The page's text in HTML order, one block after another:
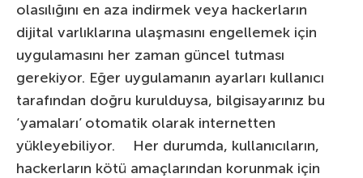
olasılığını en aza indirmek veya hackerların
dijital varlıklarına ulaşmasını engellemek için
uygulamasını her zaman güncel tutması
gerekiyor. Eğer uygulamanın ayarları kullanıcı
tarafından doğru kurulduysa, bilgisayarınız bu
‘yamaları’ otomatik olarak internetten
yükleyebiliyor. Her durumda, kullanıcıların,
hackerların kötü amaçlarından korunmak için